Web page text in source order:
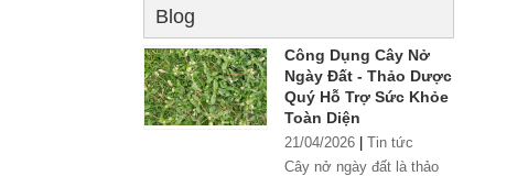
Blog
Công Dụng Cây Nở
Ngày Đất - Thảo Dược
Quý Hỗ Trợ Sức Khỏe
Toàn Diện
21/04/2026
Tin tức
Cây nở ngày đất là thảo